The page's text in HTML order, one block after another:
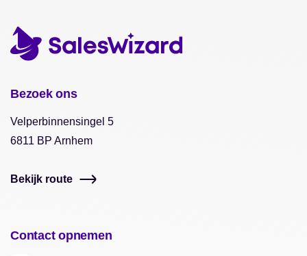
Bezoek ons
Velperbinnensingel 5
6811 BP Arnhem
Bekijk route
Contact opnemen